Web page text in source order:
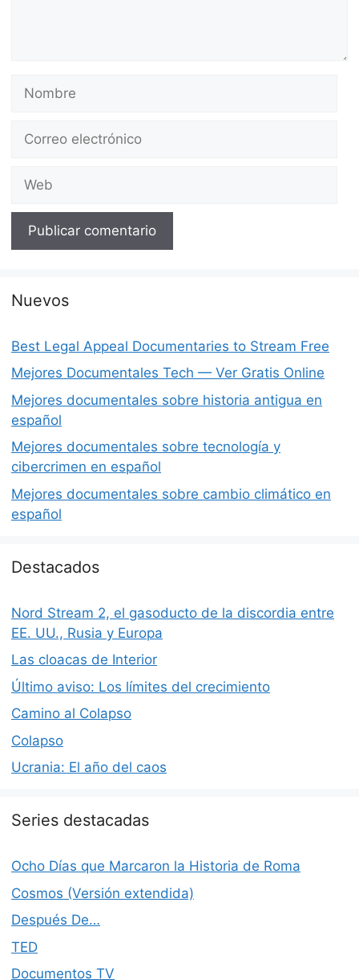
electrónico
Nuevos
Best Legal Appeal Documentaries to Stream Free
Mejores Documentales Tech — Ver Gratis Online
Mejores documentales sobre historia antigua en
español
Mejores documentales sobre tecnología y
cibercrimen en español
Mejores documentales sobre cambio climático en
español
Destacados
Nord Stream 2, el gasoducto de la discordia entre
EE. UU., Rusia y Europa
Las cloacas de Interior
Último aviso: Los límites del crecimiento
Camino al Colapso
Colapso
Ucrania: El año del caos
Series destacadas
Ocho Días que Marcaron la Historia de Roma
Cosmos (Versión extendida)
Después De…
TED
Documentos TV